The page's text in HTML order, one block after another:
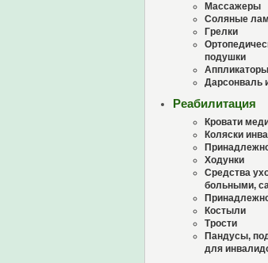
Массажеры
Соляные
Грелки
подушки
Дарсонваль
Реабилитация
Кровати
Коляски
Ходунки
Средства
больными,
Костыли
Трости
Пандусы,
для